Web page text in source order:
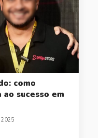
como
sucesso em
2025